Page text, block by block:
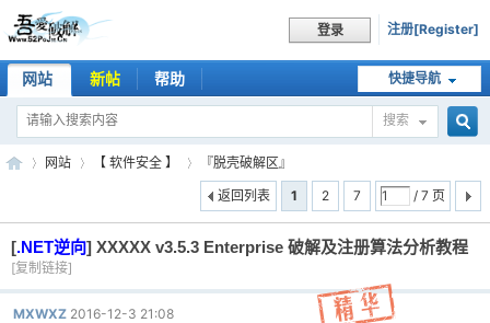
登录 注册[Register]
快捷导航
网站 新帖 帮助
搜索
索
吾 »
网站
›
【 软件安全 】
›
『脱壳破解区』
1
2 7 / 7 页
返回列表
[.NET逆向] XXXXX v3.5.3 Enterprise 破解及注册算法分析教程
[复制链接]
MXWXZ 2016-12-3 21:08